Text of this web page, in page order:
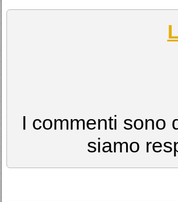
I commenti sono
siamo